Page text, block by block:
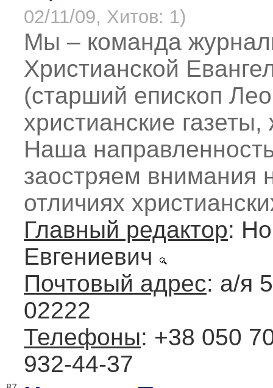
02/11/09, Хитов: 1)
Мы – команда
Христианской
(старший епископ
христианские
Наша
заостряем внимания
отличиях
Главный редактор:
Евгениевич
Почтовый адрес: а/я
02222
Телефоны: +38 050
932-44-37